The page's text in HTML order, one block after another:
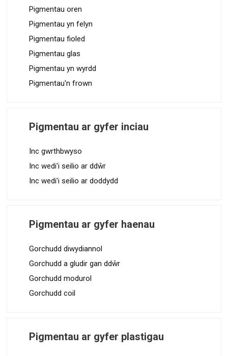
Pigmentau oren
Pigmentau yn felyn
Pigmentau fioled
Pigmentau glas
Pigmentau yn wyrdd
Pigmentau'n frown
Pigmentau ar gyfer inciau
Inc gwrthbwyso
Inc wedi'i seilio ar ddŵr
Inc wedi'i seilio ar doddydd
Pigmentau ar gyfer haenau
Gorchudd diwydiannol
Gorchudd a gludir gan ddŵr
Gorchudd modurol
Gorchudd coil
Pigmentau ar gyfer plastigau